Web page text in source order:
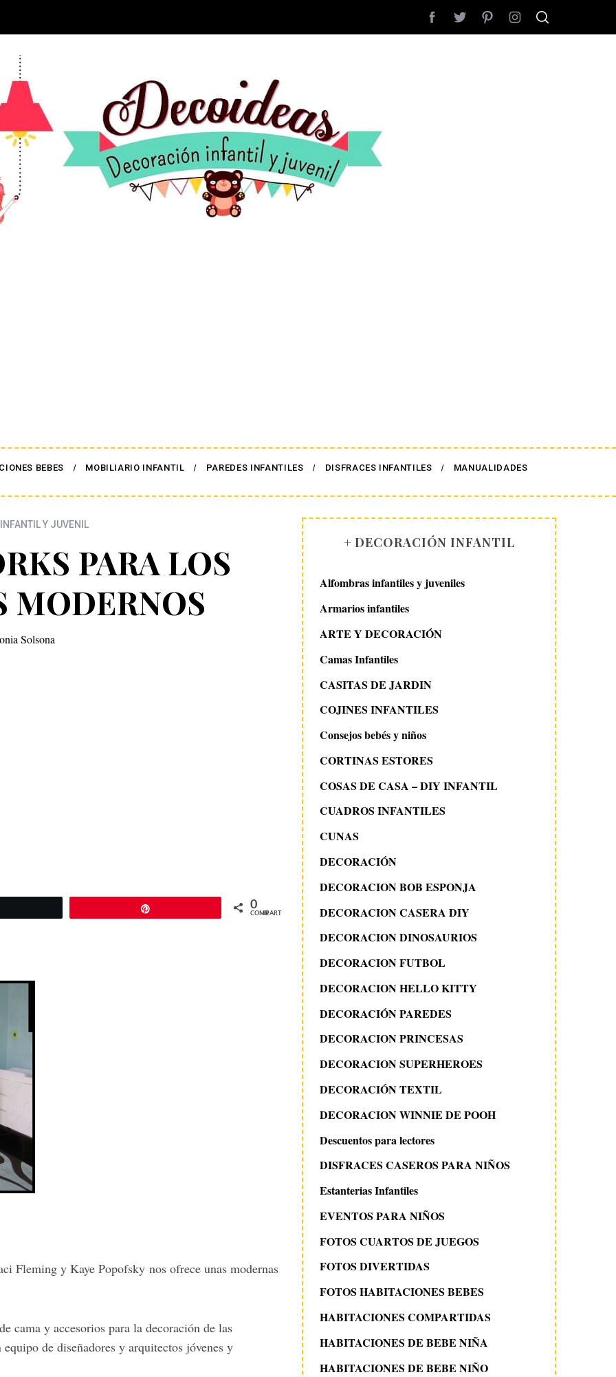
BEBES MOBILIARIO INFANTIL PAREDES INFANTILES DISFRACES INFANTILES MANUALIDADES
Y JUVENIL
PARA LOS
MODERNOS
Solsona
0
COMPARTIR
Fleming y Kaye Popofsky nos ofrece unas modernas
cama y accesorios para la decoración de las
de diseñadores y arquitectos jóvenes y
+ DECORACIÓN INFANTIL
Alfombras infantiles y juveniles
Armarios infantiles
ARTE Y DECORACIÓN
Camas Infantiles
CASITAS DE JARDIN
COJINES INFANTILES
Consejos bebés y niños
CORTINAS ESTORES
COSAS DE CASA – DIY INFANTIL
CUADROS INFANTILES
CUNAS
DECORACIÓN
DECORACION BOB ESPONJA
DECORACION CASERA DIY
DECORACION DINOSAURIOS
DECORACION FUTBOL
DECORACION HELLO KITTY
DECORACIÓN PAREDES
DECORACION PRINCESAS
DECORACION SUPERHEROES
DECORACIÓN TEXTIL
DECORACION WINNIE DE POOH
Descuentos para lectores
DISFRACES CASEROS PARA NIÑOS
Estanterias Infantiles
EVENTOS PARA NIÑOS
FOTOS CUARTOS DE JUEGOS
FOTOS DIVERTIDAS
FOTOS HABITACIONES BEBES
HABITACIONES COMPARTIDAS
HABITACIONES DE BEBE NIÑA
HABITACIONES DE BEBE NIÑO